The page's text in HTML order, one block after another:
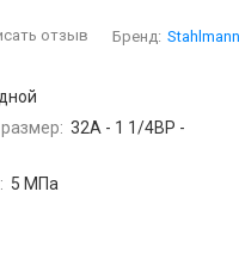
отзыв Бренд: Stahlmann
32А - 1 1/4ВР -
5 МПа